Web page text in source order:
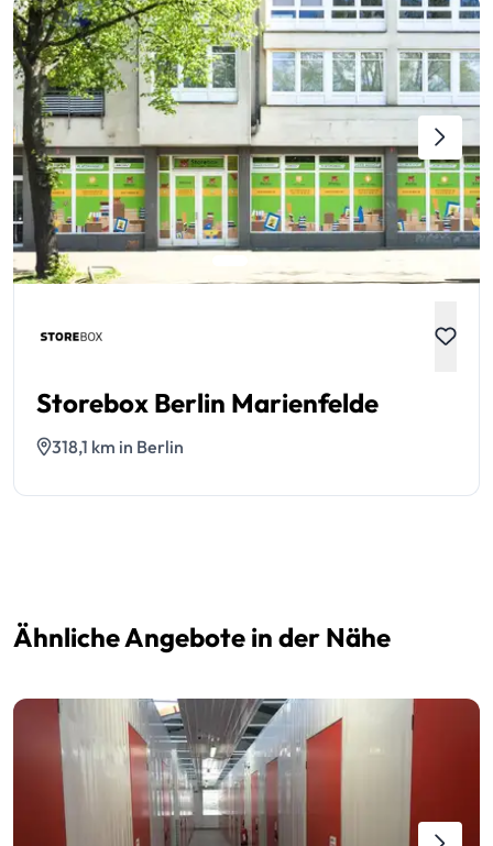
Storebox Berlin Marienfelde
318,1 km in Berlin
Ähnliche Angebote in der Nähe